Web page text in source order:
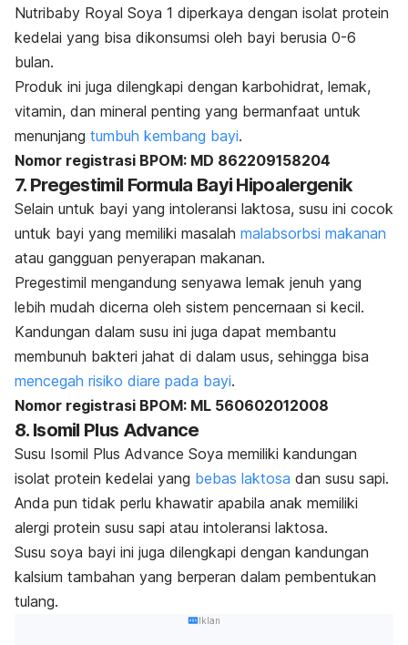
Nutribaby Royal Soya 1 diperkaya dengan isolat protein
kedelai yang bisa dikonsumsi oleh bayi berusia 0-6
bulan.
Produk ini juga dilengkapi dengan karbohidrat, lemak,
vitamin, dan mineral penting yang bermanfaat untuk
menunjang tumbuh kembang bayi.
Nomor registrasi BPOM: MD 862209158204
7. Pregestimil Formula Bayi Hipoalergenik
Selain untuk bayi yang intoleransi laktosa, susu ini cocok
untuk bayi yang memiliki masalah malabsorbsi makanan
atau gangguan penyerapan makanan.
Pregestimil mengandung senyawa lemak jenuh yang
lebih mudah dicerna oleh sistem pencernaan si kecil.
Kandungan dalam susu ini juga dapat membantu
membunuh bakteri jahat di dalam usus, sehingga bisa
mencegah risiko diare pada bayi.
Nomor registrasi BPOM: ML 560602012008
8. Isomil Plus Advance
Susu Isomil Plus Advance Soya memiliki kandungan
isolat protein kedelai yang bebas laktosa dan susu sapi.
Anda pun tidak perlu khawatir apabila anak memiliki
alergi protein susu sapi atau intoleransi laktosa.
Susu soya bayi ini juga dilengkapi dengan kandungan
kalsium tambahan yang berperan dalam pembentukan
tulang.
Iklan